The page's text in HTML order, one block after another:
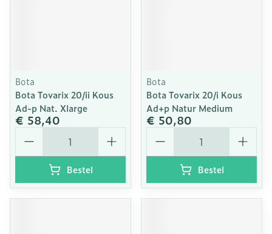
Bota
Bota Tovarix 20/ii Kous
Ad-p Nat. Xlarge
€ 58,40
Aantal
Bestel
Bota
Bota Tovarix 20/i Kous
Ad+p Natur Medium
€ 50,80
Aantal
Bestel